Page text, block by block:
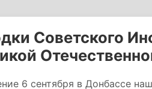
Советского
6 сентября в Донбассе